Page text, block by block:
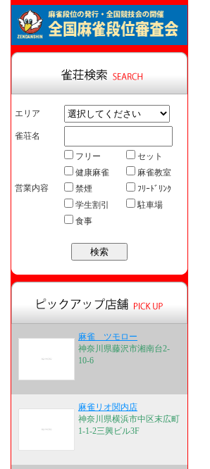
エリア
雀荘名
営業内容
フリー
セット
健康麻雀
麻雀教室
禁煙
ﾌﾘｰﾄﾞﾘﾝｸ
学生割引
駐車場
食事
麻雀 ツモロー
神奈川県藤沢市湘南台2-
10-6
麻雀リオ関内店
神奈川県横浜市中区末広町
1-1-2三興ビル3F